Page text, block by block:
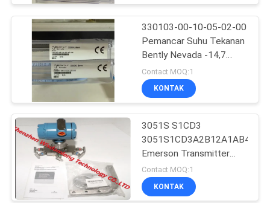
Modul IO Digital
330103-00-10-05-02-00
Pemancar Suhu Tekanan
Bently Nevada -14,7
Hingga 150 PSIG
Contact MOQ:1
KONTAK
3051S S1CD3
Emerson Transmitter
Suhu Kekakuan Tinggi
Contact MOQ:1
KONTAK